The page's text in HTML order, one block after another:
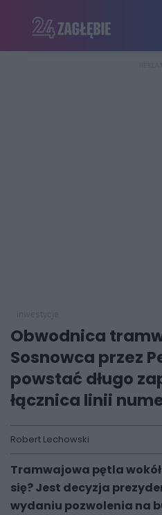
Obwodnica
Sosnowca przez
powstać długo
łącznica linii
Robert Lechowski
Tramwajowa pętla
się? Jest decyzja
wydaniu pozwolenia na